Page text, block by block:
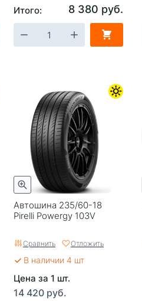
Итого: 8 380 руб.
Автошина 235/60-18
Pirelli Powergy 103V
Сравнить Отложить
В наличии 4 шт
Цена за 1 шт.
14 420 руб.